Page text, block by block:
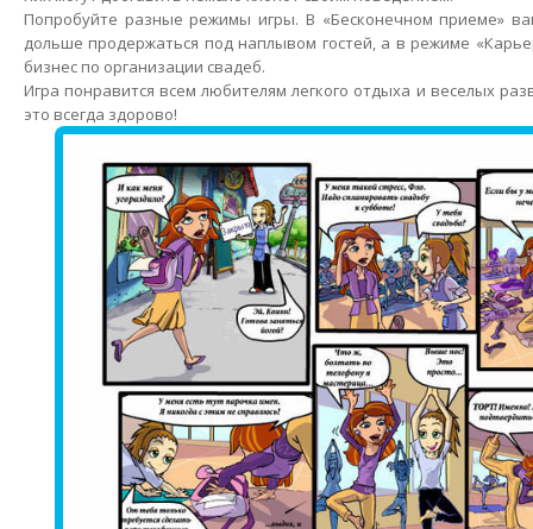
Попробуйте разные режимы игры. В «Бесконечном приеме»
дольше продержаться под наплывом гостей, а в режиме
бизнес по организации свадеб.
Игра понравится всем любителям легкого отдыха и веселых
это всегда здорово!